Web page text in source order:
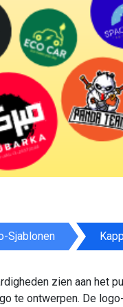
Sjablonen
zien aan het
te ontwerpen. De